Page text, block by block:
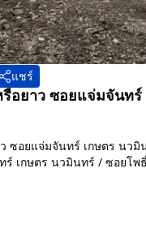
แชร์
อยาว ซอยแจ่มจันท
ซอยแจ่มจันทร์ เกษตร นว
เกษตร นวมินทร์ / ซอยโพ